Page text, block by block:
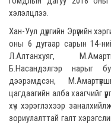
хэлэлцлээ.
Хан-Уул дүүргийн Эрүүгийн
оны 6 дугаар сарын 14-
Л.Алтанхуяг,
Б.Насандэлгэр нарыг
дээрэмдсэн,
цагдаагийн алба хаагчийг
хүч хэрэглэхээр
зориулалттай галт